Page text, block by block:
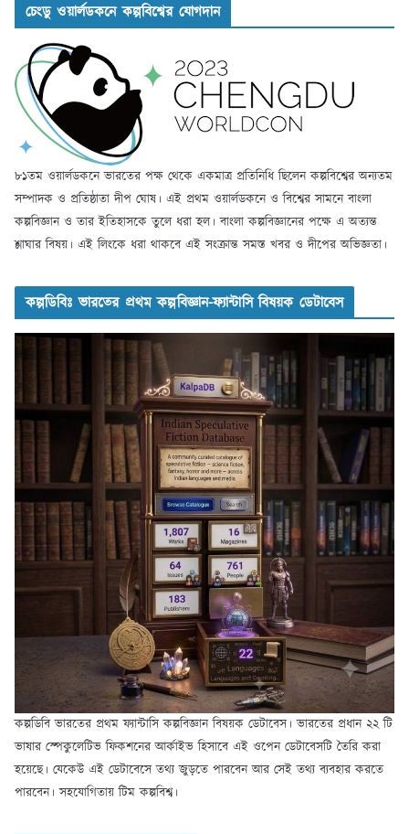
চেংডু ওয়ার্লডকনে কল্পবিশ্বের যোগদান
৮১তম ওয়ার্লডকনে ভারতের পক্ষ থেকে একমাত্র প্রতিনিধি ছিলেন কল্পবিশ্বের অন্যতম
সম্পাদক ও প্রতিষ্ঠাতা দীপ ঘোষ। এই প্রথম ওয়ার্লডকনে ও বিশ্বের সামনে বাংলা
কল্পবিজ্ঞান ও তার ইতিহাসকে তুলে ধরা হল। বাংলা কল্পবিজ্ঞানের পক্ষে এ অত্যন্ত
শ্লাঘার বিষয়। এই লিংকে ধরা থাকবে এই সংক্রান্ত সমস্ত খবর ও দীপের অভিজ্ঞতা।
কল্পডিবিঃ ভারতের প্রথম কল্পবিজ্ঞান-ফ্যান্টাসি বিষয়ক ডেটাবেস
কল্পডিবি ভারতের প্রথম ফ্যান্টাসি কল্পবিজ্ঞান বিষয়ক ডেটাবেস। ভারতের প্রধান ২২ টি
ভাষার স্পেকুলেটিভ ফিকশনের আর্কাইভ হিসাবে এই ওপেন ডেটাবেসটি তৈরি করা
হয়েছে। যেকেউ এই ডেটাবেসে তথ্য জুড়তে পারবেন আর সেই তথ্য ব্যবহার করতে
পারবেন। সহযোগিতায় টিম কল্পবিশ্ব।